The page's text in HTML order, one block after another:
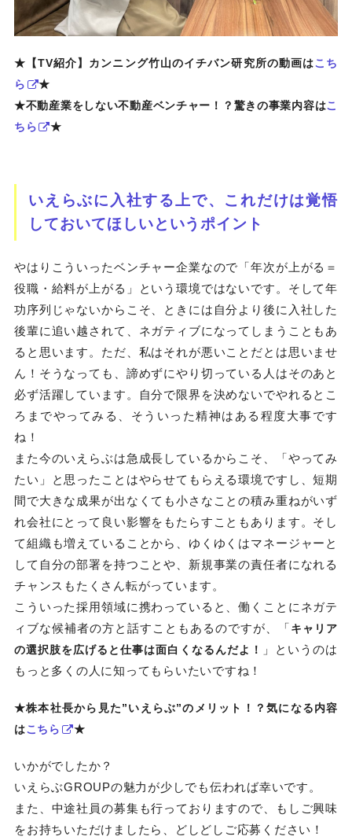
★【TV紹介】カンニング竹山のイチバン研究所の動画はこち
ら
★
★不動産業をしない不動産ベンチャー！？驚きの事業内容はこ
ちら
★
いえらぶに入社する上で、これだけは覚悟
しておいてほしいというポイント
やはりこういったベンチャー企業なので「年次が上がる＝
役職・給料が上がる」という環境ではないです。そして年
功序列じゃないからこそ、ときには自分より後に入社した
後輩に追い越されて、ネガティブになってしまうこともあ
ると思います。ただ、私はそれが悪いことだとは思いませ
ん！そうなっても、諦めずにやり切っている人はそのあと
必ず活躍しています。自分で限界を決めないでやれるとこ
ろまでやってみる、そういった精神はある程度大事です
ね！
また今のいえらぶは急成長しているからこそ、「やってみ
たい」と思ったことはやらせてもらえる環境ですし、短期
間で大きな成果が出なくても小さなことの積み重ねがいず
れ会社にとって良い影響をもたらすこともあります。そし
て組織も増えていることから、ゆくゆくはマネージャーと
して自分の部署を持つことや、新規事業の責任者になれる
チャンスもたくさん転がっています。
こういった採用領域に携わっていると、働くことにネガテ
ィブな候補者の方と話すこともあるのですが、「キャリア
の選択肢を広げると仕事は面白くなるんだよ！
」というのは
もっと多くの人に知ってもらいたいですね！
★株本社長から見た”いえらぶ”のメリット！？気になる内容
はこちら ★
いかがでしたか？
いえらぶGROUPの魅力が少しでも伝われば幸いです。
また、中途社員の募集も行っておりますので、もしご興味
をお持ちいただけましたら、どしどしご応募ください！